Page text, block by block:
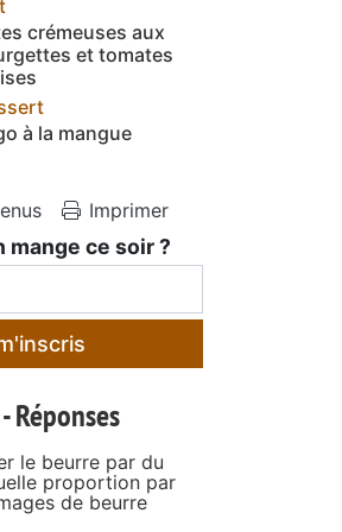
crémeuses aux
et tomates
à la mangue
Imprimer
mange ce soir ?
Réponses
le beurre par du
proportion par
de beurre